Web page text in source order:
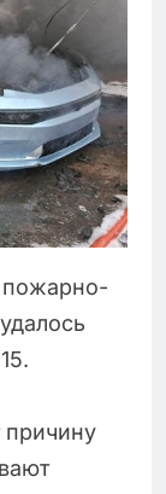
пожарно-
причину